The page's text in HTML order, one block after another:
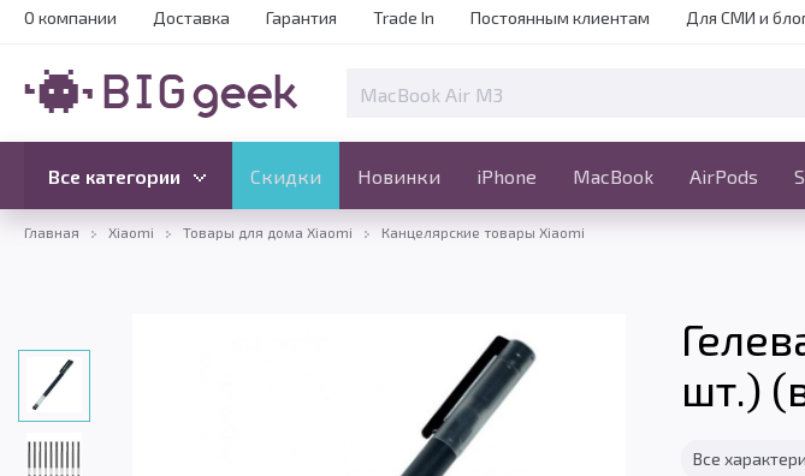
О компании Доставка Гарантия Trade In Постоянным клиентам Для СМИ и
Все категории Скидки Новинки iPhone MacBook AirPods
Скидки Новинки iPhone MacBook
Все категории Ещё
Главная Xiaomi Товары для дома Xiaomi Канцелярские товары Xiaomi
шт.)
Все